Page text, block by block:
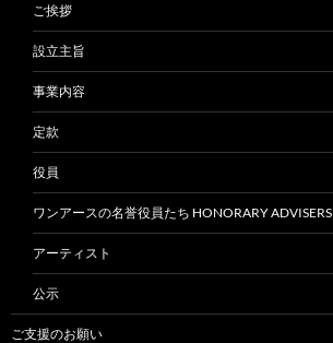
ご挨拶
設立主旨
事業内容
定款
役員
ワンアースの名誉役員たち HONORARY ADVISERS
アーティスト
公示
ご支援のお願い